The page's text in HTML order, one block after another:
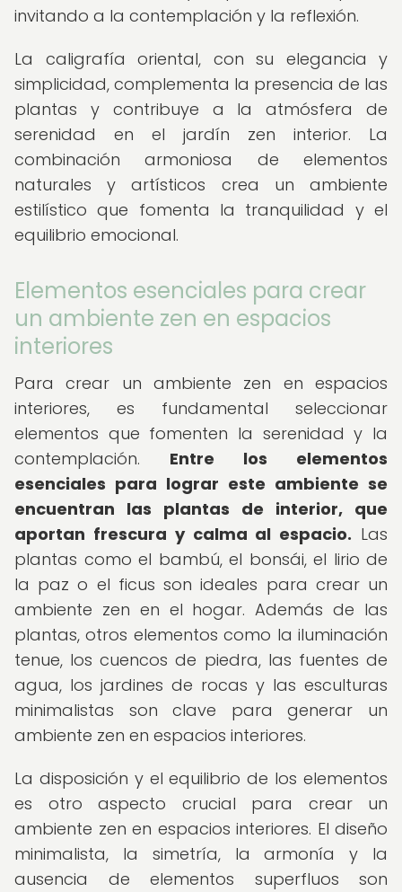
invitando a la contemplación y la reflexión.
La caligrafía oriental, con su elegancia y
simplicidad, complementa la presencia de las
plantas y contribuye a la atmósfera de
serenidad en el jardín zen interior. La
combinación armoniosa de elementos
naturales y artísticos crea un ambiente
estilístico que fomenta la tranquilidad y el
equilibrio emocional.
Elementos esenciales para crear
un ambiente zen en espacios
interiores
Para crear un ambiente zen en espacios
interiores, es fundamental seleccionar
elementos que fomenten la serenidad y la
contemplación. Entre los elementos
esenciales para lograr este ambiente se
encuentran las plantas de interior, que
aportan frescura y calma al espacio. Las
plantas como el bambú, el bonsái, el lirio de
la paz o el ficus son ideales para crear un
ambiente zen en el hogar. Además de las
plantas, otros elementos como la iluminación
tenue, los cuencos de piedra, las fuentes de
agua, los jardines de rocas y las esculturas
minimalistas son clave para generar un
ambiente zen en espacios interiores.
La disposición y el equilibrio de los elementos
es otro aspecto crucial para crear un
ambiente zen en espacios interiores. El diseño
minimalista, la simetría, la armonía y la
ausencia de elementos superfluos son